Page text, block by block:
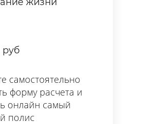
руб
самостоятельно
форму расчета и
онлайн самый
полис